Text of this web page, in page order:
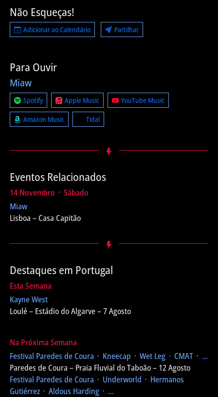
Não Esqueças!
Adicionar ao Calendário Partilhar
Para Ouvir
Miaw
Spotify Apple Music YouTube Music
Amazon Music Tidal
Eventos Relacionados
14 Novembro ᛫ Sábado
Miaw
Lisboa – Casa Capitão
Destaques em Portugal
Esta Semana
Kayne West
Loulé – Estádio do Algarve – 7 Agosto
Na Próxima Semana
Festival Paredes de Coura ᛫ Kneecap ᛫ Wet Leg ᛫ CMAT ᛫ ...
Paredes de Coura – Praia Fluvial do Taboão – 12 Agosto
Festival Paredes de Coura ᛫ Underworld ᛫ Hermanos
Gutiérrez ᛫ Aldous Harding ᛫ ...